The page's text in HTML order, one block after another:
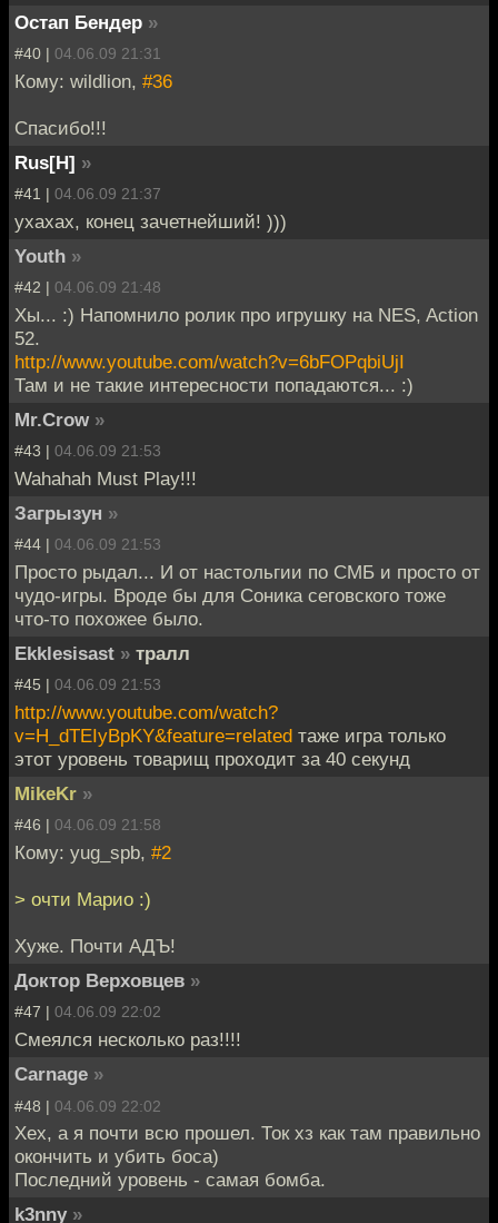
Остап Бендер »
#40 | 04.06.09 21:31
Кому: wildlion, #36
Спасибо!!!
Rus[H] »
#41 | 04.06.09 21:37
ухахах, конец зачетнейший! )))
Youth »
#42 | 04.06.09 21:48
Хы... :) Напомнило ролик про игрушку на NES, Action
52.
http://www.youtube.com/watch?v=6bFOPqbiUjI
Там и не такие интересности попадаются... :)
Mr.Crow »
#43 | 04.06.09 21:53
Wahahah Must Play!!!
Загрызун »
#44 | 04.06.09 21:53
Просто рыдал... И от настольгии по СМБ и просто от
чудо-игры. Вроде бы для Соника сеговского тоже
что-то похожее было.
Ekklesisast » тралл
#45 | 04.06.09 21:53
http://www.youtube.com/watch?
v=H_dTEIyBpKY&feature=related таже игра только
этот уровень товарищ проходит за 40 секунд
MikeKr »
#46 | 04.06.09 21:58
Кому: yug_spb, #2
> очти Марио :)
Хуже. Почти АДЪ!
Доктор Верховцев »
#47 | 04.06.09 22:02
Смеялся несколько раз!!!!
Carnage »
#48 | 04.06.09 22:02
Хех, а я почти всю прошел. Ток хз как там правильно
окончить и убить боса)
Последний уровень - самая бомба.
k3nny »